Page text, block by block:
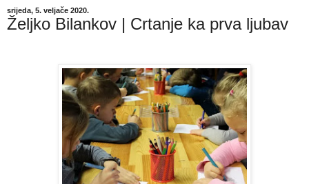
srijeda, 5. veljače 2020.
Željko Bilankov | Crtanje ka prva ljubav